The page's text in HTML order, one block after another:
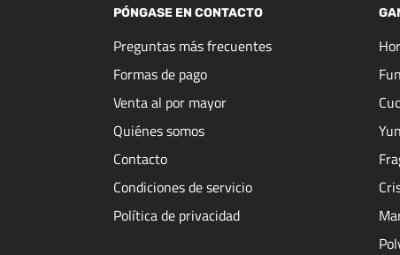
PÓNGASE EN CONTACTO
Preguntas más frecuentes
Formas de pago
Venta al por mayor
Quiénes somos
Contacto
Condiciones de servicio
Política de privacidad